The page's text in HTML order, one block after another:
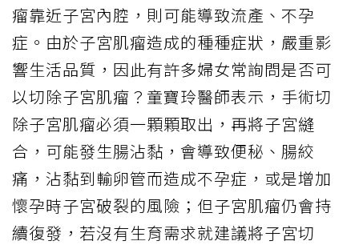
瘤靠近子宮內腔，則可能導致流產、不孕
症。由於子宮肌瘤造成的種種症狀，嚴重影
響生活品質，因此有許多婦女常詢問是否可
以切除子宮肌瘤？童寶玲醫師表示，手術切
除子宮肌瘤必須一顆顆取出，再將子宮縫
合，可能發生腸沾黏，會導致便秘、腸絞
痛，沾黏到輸卵管而造成不孕症，或是增加
懷孕時子宮破裂的風險；但子宮肌瘤仍會持
續復發，若沒有生育需求就建議將子宮切